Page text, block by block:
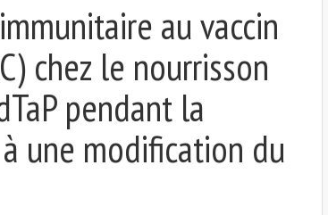
au vaccin
chez le nourrisson
pendant la
une modification du